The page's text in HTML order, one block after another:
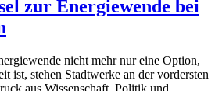
zur Energiewende bei
nicht mehr nur eine Option,
ist, stehen Stadtwerke an der vordersten